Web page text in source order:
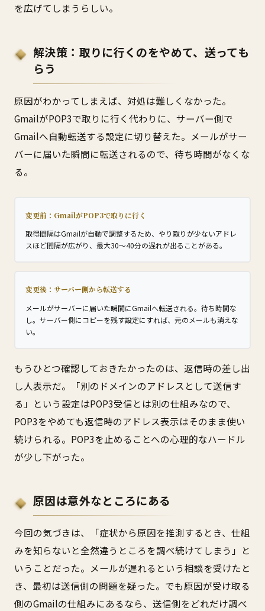
を広げてしまうらしい。
解決策：取りに行くのをやめて、送っても
らう
原因がわかってしまえば、対処は難しくなかった。
GmailがPOP3で取りに行く代わりに、サーバー側で
Gmailへ自動転送する設定に切り替えた。メールがサー
バーに届いた瞬間に転送されるので、待ち時間がなくな
る。
変更前：GmailがPOP3で取りに行く
取得間隔はGmailが自動で調整するため、やり取りが少ないアドレ
スほど間隔が広がり、最大30〜40分の遅れが出ることがある。
変更後：サーバー側から転送する
メールがサーバーに届いた瞬間にGmailへ転送される。待ち時間な
し。サーバー側にコピーを残す設定にすれば、元のメールも消えな
い。
もうひとつ確認しておきたかったのは、返信時の差し出
し人表示だ。「別のドメインのアドレスとして送信す
る」という設定はPOP3受信とは別の仕組みなので、
POP3をやめても返信時のアドレス表示はそのまま使い
続けられる。POP3を止めることへの心理的なハードル
が少し下がった。
原因は意外なところにある
今回の気づきは、「症状から原因を推測するとき、仕組
みを知らないと全然違うところを調べ続けてしまう」と
いうことだった。メールが遅れるという相談を受けたと
き、最初は送信側の問題を疑った。でも原因が受け取る
側のGmailの仕組みにあるなら、送信側をどれだけ調べ